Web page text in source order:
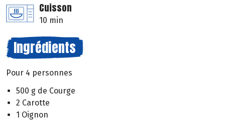
Cuisson
10 min
Ingrédients
Pour 4 personnes
500 g de Courge
2 Carotte
1 Oignon